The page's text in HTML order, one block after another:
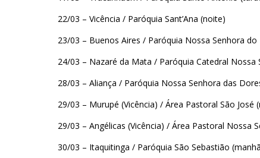
22/03 – Vicência / Paróquia Sant’Ana (noite)
23/03 – Buenos Aires / Paróquia Nossa Senhora
24/03 – Nazaré da Mata / Paróquia Catedral
28/03 – Aliança / Paróquia Nossa Senhora das
29/03 – Murupé (Vicência) / Área Pastoral São José
29/03 – Angélicas (Vicência) / Área Pastoral Nossa
30/03 – Itaquitinga / Paróquia São Sebastião